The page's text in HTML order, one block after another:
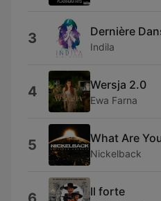
3 Dernière
Indila
4 Wersja 2.0
Ewa Farna
5 What Are
Nickelback
Il forte